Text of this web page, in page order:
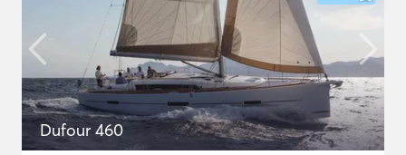
Dufour 460